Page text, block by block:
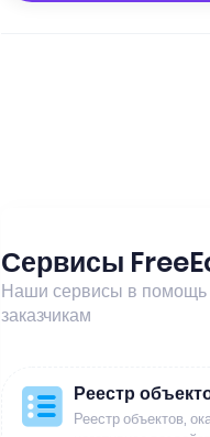
Сервисы
Наши сервисы в помощь
заказчикам
Реестр
Реестр объектов,